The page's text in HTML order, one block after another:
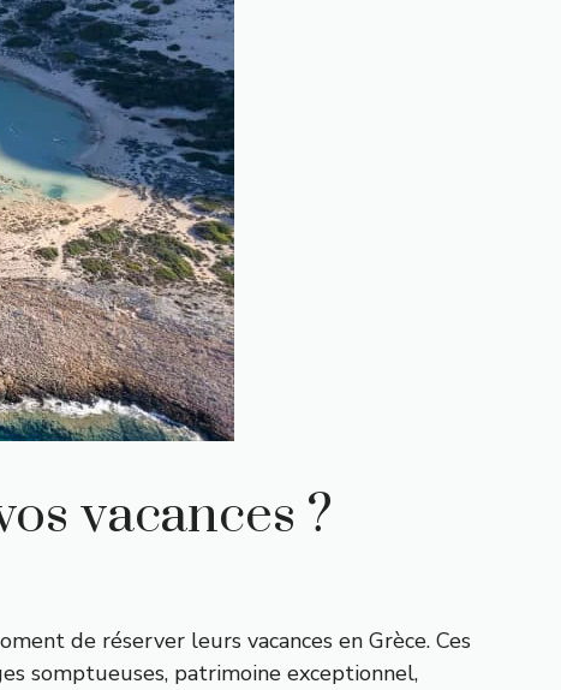
vacances ?
de réserver leurs vacances en Grèce. Ces
somptueuses, patrimoine exceptionnel,